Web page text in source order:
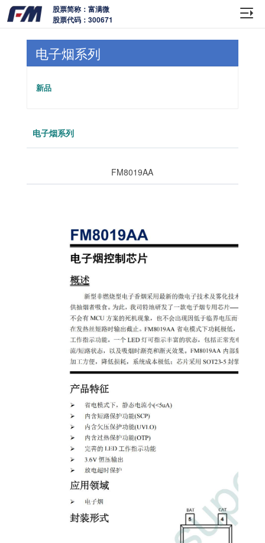
股票简称：富满微
股票代码：300671
电子烟系列
新品
电子烟系列
FM8019AA